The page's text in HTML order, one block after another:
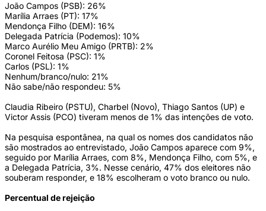
João Campos (PSB): 26%
Marília Arraes (PT): 17%
Mendonça Filho (DEM): 16%
Delegada Patrícia (Podemos): 10%
Marco Aurélio Meu Amigo (PRTB): 2%
Coronel Feitosa (PSC): 1%
Carlos (PSL): 1%
Nenhum/branco/nulo: 21%
Não sabe/não respondeu: 5%
Claudia Ribeiro (PSTU), Charbel (Novo), Thiago Santos (UP) e
Victor Assis (PCO) tiveram menos de 1% das intenções de voto.
Na pesquisa espontânea, na qual os nomes dos candidatos não
são mostrados ao entrevistado, João Campos aparece com 9%,
seguido por Marília Arraes, com 8%, Mendonça Filho, com 5%, e
a Delegada Patrícia, 3%. Nesse cenário, 47% dos eleitores não
souberam responder, e 18% escolheram o voto branco ou nulo.
Percentual de rejeição